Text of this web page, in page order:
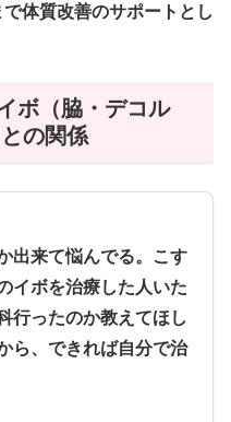
体質改善のサポートとし
ボ（脇・デコル
の関係
出来て悩んでる。こす
イボを治療した人いた
行ったのか教えてほし
ら、できれば自分で治